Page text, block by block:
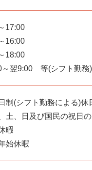
17:00
16:00
18:00
翌9:00 等(シフト勤務)
制(シフト勤務による)
土、日及び国民の祝日
暇
始休暇